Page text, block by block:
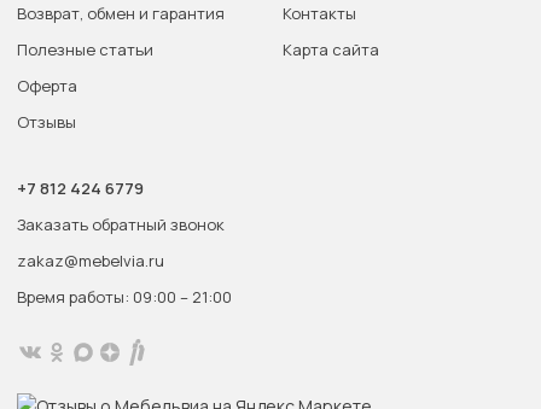
Возврат, обмен и гарантия
Полезные статьи
Оферта
Отзывы
Контакты
Карта сайта
+7 812 424 6779
Заказать обратный звонок
zakaz@mebelvia.ru
Время работы: 09:00 – 21:00